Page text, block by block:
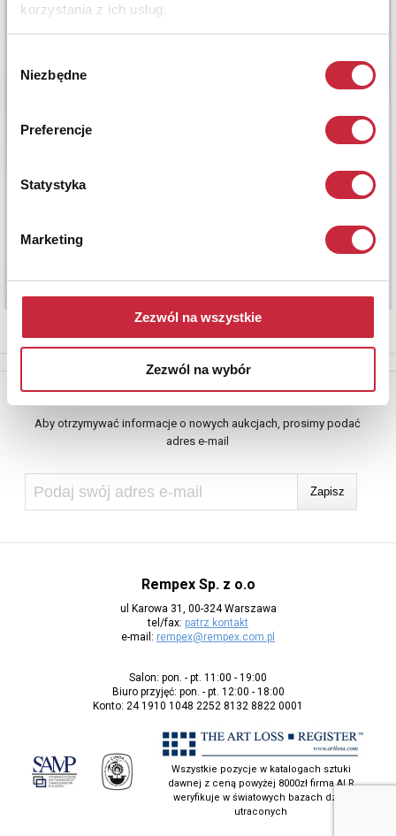
korzystania z ich usług.
zgody
Niezbędne
Preferencje
Statystyka
Marketing
Zezwól na wszystkie
Zezwól na wybór
Newsletter
Aby otrzymywać informacje o nowych aukcjach, prosimy podać
adres e-mail
Rempex Sp. z o.o
ul Karowa 31, 00-324 Warszawa
tel/fax: patrz kontakt
e-mail: rempex@rempex.com.pl
Salon: pon. - pt. 11:00 - 19:00
Biuro przyjęć: pon. - pt. 12:00 - 18:00
Konto: 24 1910 1048 2252 8132 8822 0001
Wszystkie pozycje w katalogach sztuki
dawnej z ceną powyżej 8000zł firma ALR
weryfikuje w światowych bazach dzieł
utraconych